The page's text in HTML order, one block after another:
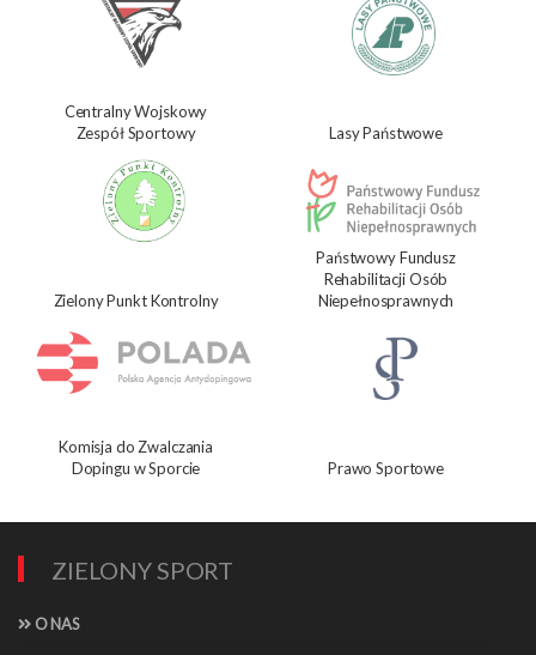
Centralny Wojskowy
Zespół Sportowy
Lasy Państwowe
Zielony Punkt Kontrolny
Państwowy Fundusz
Rehabilitacji Osób
Niepełnosprawnych
Komisja do Zwalczania
Dopingu w Sporcie
Prawo Sportowe
ZIELONY SPORT
O NAS